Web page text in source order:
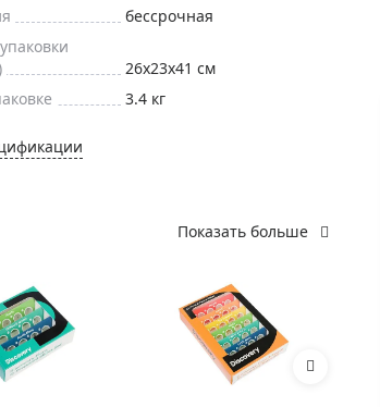
Фотоловушки
бессрочная
26x23x41 см
3.4 кг
Показать больше